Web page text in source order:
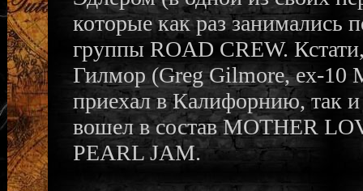
которые как раз занимались
группы ROAD CREW.
Гилмор (Greg Gilmore, ex-10
приехал в Калифорнию, так и
вошел в состав MOTHER
PEARL JAM.